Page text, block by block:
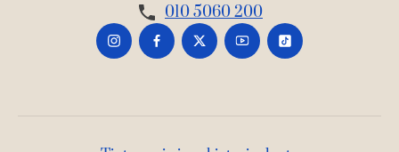
010 5060 200